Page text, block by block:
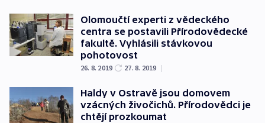
Olomoučtí experti z vědeckého
centra se postavili Přírodovědecké
fakultě. Vyhlásili stávkovou
pohotovost
26. 8. 2019 27. 8. 2019 |
Haldy v Ostravě jsou domovem
vzácných živočichů. Přírodovědci je
chtějí prozkoumat